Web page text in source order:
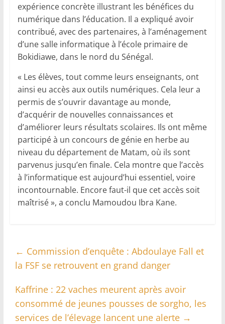
expérience concrète illustrant les bénéfices du
numérique dans l’éducation. Il a expliqué avoir
contribué, avec des partenaires, à l’aménagement
d’une salle informatique à l’école primaire de
Bokidiawe, dans le nord du Sénégal.
« Les élèves, tout comme leurs enseignants, ont
ainsi eu accès aux outils numériques. Cela leur a
permis de s’ouvrir davantage au monde,
d’acquérir de nouvelles connaissances et
d’améliorer leurs résultats scolaires. Ils ont même
participé à un concours de génie en herbe au
niveau du département de Matam, où ils sont
parvenus jusqu’en finale. Cela montre que l’accès
à l’informatique est aujourd’hui essentiel, voire
incontournable. Encore faut-il que cet accès soit
maîtrisé », a conclu Mamoudou Ibra Kane.
← Commission d’enquête : Abdoulaye Fall et
la FSF se retrouvent en grand danger
Kaffrine : 22 vaches meurent après avoir
consommé de jeunes pousses de sorgho, les
services de l’élevage lancent une alerte →